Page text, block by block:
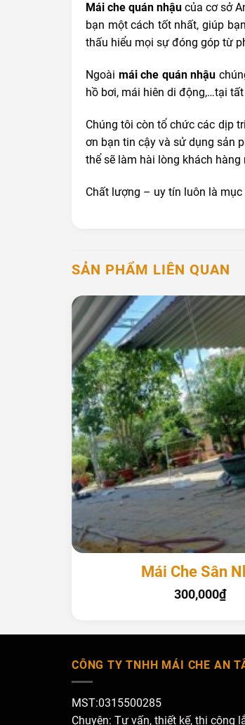
Mái che quán nhậucủa cơ sở
bạn một cách tốt nhất, giúp
thấu hiểu mọi sự đóng góp từ
Ngoài mái che quán nhậu
hồ bơi, mái hiên di động,…tại
Chúng tôi còn tổ chức các dịp
ơn bạn tin cậy và sử dụng sản
thể sẽ làm hài lòng khách hàng
Chất lượng – uy tín luôn là mục
SẢN PHẨM LIÊN QUAN
+
Mái Che Sân
300,000₫
CÔNG TY TNHH MÁI CHE AN
MST:0315500285
Chuyên: Tư vấn, thiết kế, thi công